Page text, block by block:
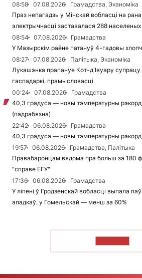
08:58
07.08.2026
Грамадства, Эканоміка
Праз непагадзь у Мінскай вобласці на
электрычнасці заставалася 288 населеных
08:54
07.08.2026
Грамадства
У Мазырскім раёне патануў 4-гадовы
08:27
07.08.2026
Палітыка, Эканоміка
Лукашэнка прапануе Кот-д'Івуару супрацу
гаспадаркі, прамысловасці
00:24
07.08.2026
Грамадства
40,3 градуса — новы тэмпературны рэкорд
(падрабязна)
22:42
06.08.2026
Грамадства
40,3 градуса — новы тэмпературны рэкорд
19:57
06.08.2026
Грамадства, Палітыка
Правабаронцам вядома пра больш за 180
"справе ЕГУ"
17:36
06.08.2026
Грамадства
У ліпені ў Гродзенскай вобласці выпала
ападкаў, у Гомельскай — менш за 60%